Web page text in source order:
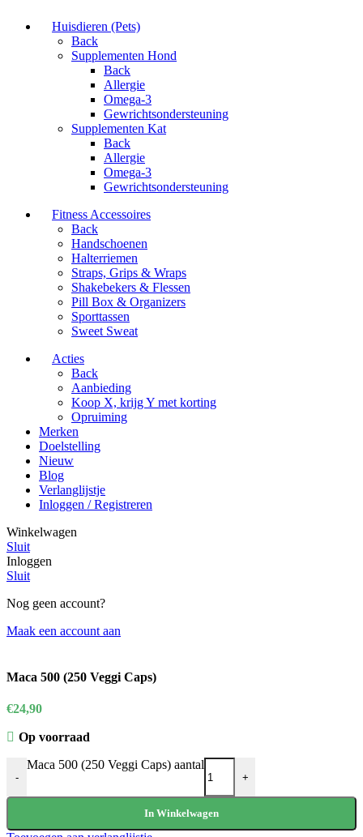
Huisdieren (Pets)
Back
Supplementen Hond
Back
Allergie
Omega-3
Gewrichtsondersteuning
Supplementen Kat
Back
Allergie
Omega-3
Gewrichtsondersteuning
Fitness Accessoires
Back
Handschoenen
Halterriemen
Straps, Grips & Wraps
Shakebekers & Flessen
Pill Box & Organizers
Sporttassen
Sweet Sweat
Acties
Back
Aanbieding
Koop X, krijg Y met korting
Opruiming
Merken
Doelstelling
Nieuw
Blog
Verlanglijstje
Inloggen / Registreren
Winkelwagen
Sluit
Inloggen
Sluit
Nog geen account?
Maak een account aan
Maca 500 (250 Veggi Caps)
€24,90
Op voorraad
-
Maca 500 (250 Veggi Caps) aantal
+
In Winkelwagen